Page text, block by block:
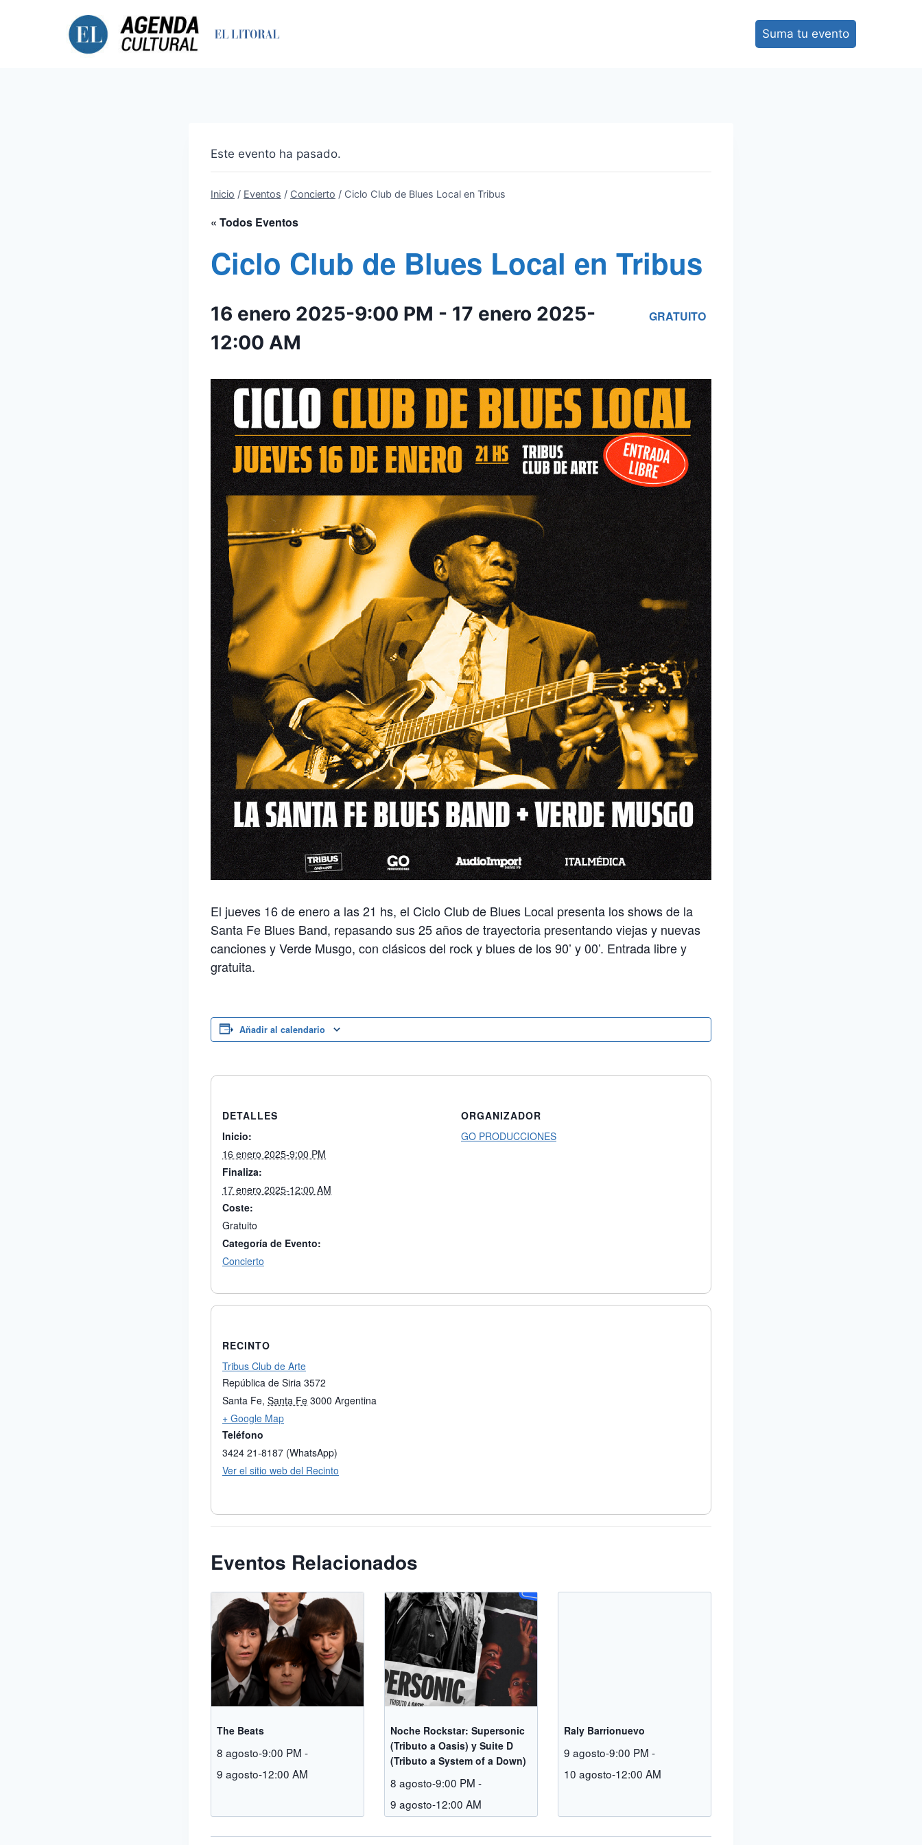
Suma tu evento
Este evento ha pasado.
Inicio / Eventos / Concierto / Ciclo Club de Blues Local en Tribus
« Todos Eventos
Ciclo Club de Blues Local en Tribus
16 enero 2025-9:00 PM - 17 enero 2025-
12:00 AM
GRATUITO
El jueves 16 de enero a las 21 hs, el Ciclo Club de Blues Local presenta los shows de la
Santa Fe Blues Band, repasando sus 25 años de trayectoria presentando viejas y nuevas
canciones y Verde Musgo, con clásicos del rock y blues de los 90’ y 00’. Entrada libre y
gratuita.
Añadir al calendario
DETALLES
Inicio:
16 enero 2025-9:00 PM
Finaliza:
17 enero 2025-12:00 AM
Coste:
Gratuito
Categoría de Evento:
Concierto
ORGANIZADOR
GO PRODUCCIONES
RECINTO
Tribus Club de Arte
República de Siria 3572
Santa Fe, Santa Fe 3000 Argentina
+ Google Map
Teléfono
3424 21-8187 (WhatsApp)
Ver el sitio web del Recinto
Eventos Relacionados
The Beats
8 agosto-9:00 PM -
9 agosto-12:00 AM
Noche Rockstar: Supersonic
(Tributo a Oasis) y Suite D
(Tributo a System of a Down)
8 agosto-9:00 PM -
9 agosto-12:00 AM
Raly Barrionuevo
9 agosto-9:00 PM -
10 agosto-12:00 AM